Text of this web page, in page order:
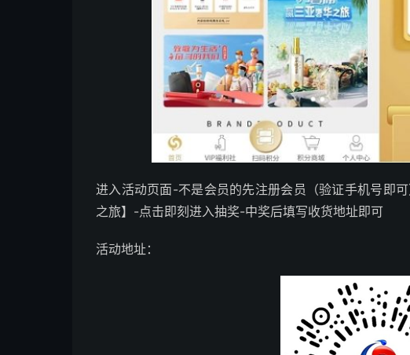
进入活动页面-不是会员的先注册会员（验证手机号即
之旅】-点击即刻进入抽奖-中奖后填写收货地址即可
活动地址：